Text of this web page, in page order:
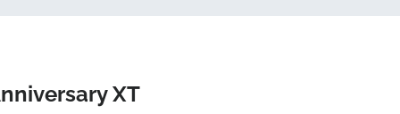
XT